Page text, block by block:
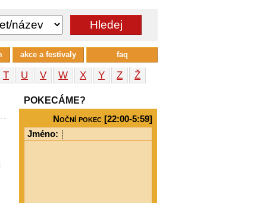
T U V W X Y Z
Ž
POKECÁME?
Noční pokec [22:00-5:59]
Jméno:
akce a festivaly faq